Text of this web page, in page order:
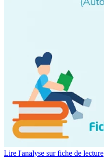
Lire l'analyse sur fiche de lecture